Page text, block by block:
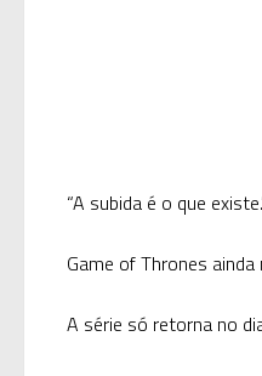
“A subida é o que
Game of Thrones
A série só retorna no